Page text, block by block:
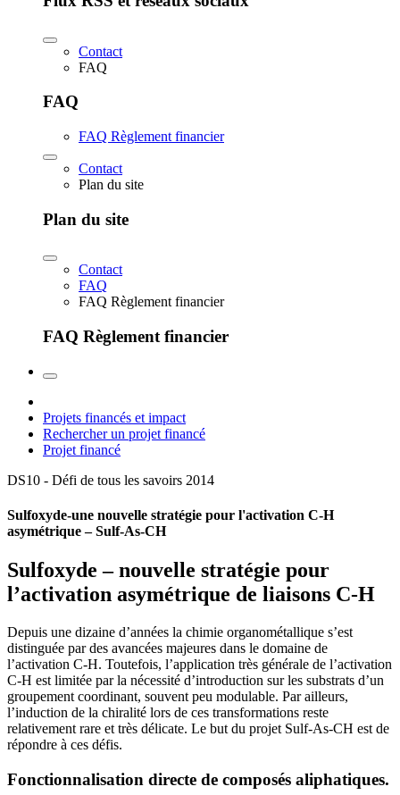
Contact
FAQ
FAQ
FAQ Règlement financier
Contact
Plan du site
Plan du site
Contact
FAQ
FAQ Règlement financier
FAQ Règlement financier
Projets financés et impact
Rechercher un projet financé
Projet financé
DS10 - Défi de tous les savoirs 2014
Sulfoxyde-une nouvelle stratégie pour l'activation C-H
asymétrique – Sulf-As-CH
Sulfoxyde – nouvelle stratégie pour
l’activation asymétrique de liaisons C-H
Depuis une dizaine d’années la chimie organométallique s’est
distinguée par des avancées majeures dans le domaine de
l’activation C-H. Toutefois, l’application très générale de l’activation
C-H est limitée par la nécessité d’introduction sur les substrats d’un
groupement coordinant, souvent peu modulable. Par ailleurs,
l’induction de la chiralité lors de ces transformations reste
relativement rare et très délicate. Le but du projet Sulf-As-CH est de
répondre à ces défis.
Fonctionnalisation directe de composés aliphatiques.